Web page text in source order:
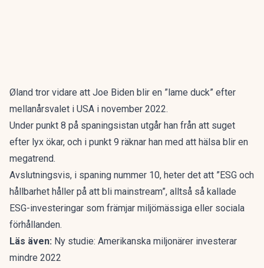
Øland tror vidare att Joe Biden blir en ”lame duck” efter
mellanårsvalet i USA i november 2022.
Under punkt 8 på spaningsistan utgår han från att suget
efter lyx ökar, och i punkt 9 räknar han med att hälsa blir en
megatrend.
Avslutningsvis, i spaning nummer 10, heter det att ”ESG och
hållbarhet håller på att bli mainstream”, alltså så kallade
ESG-investeringar som främjar miljömässiga eller sociala
förhållanden.
Läs även: Ny studie: Amerikanska miljonärer investerar
mindre 2022